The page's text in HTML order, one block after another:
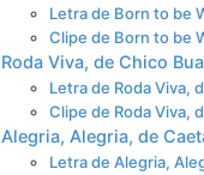
Letra de Born to be
Clipe de Born to be
Roda Viva, de Chico
Letra de Roda Viva,
Clipe de Roda Viva,
Alegria, Alegria, de
Letra de Alegria,